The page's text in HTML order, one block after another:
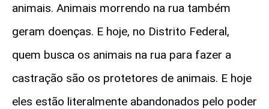
animais. Animais morrendo na rua também
geram doenças. E hoje, no Distrito Federal,
quem busca os animais na rua para fazer a
castração são os protetores de animais. E hoje
eles estão literalmente abandonados pelo poder